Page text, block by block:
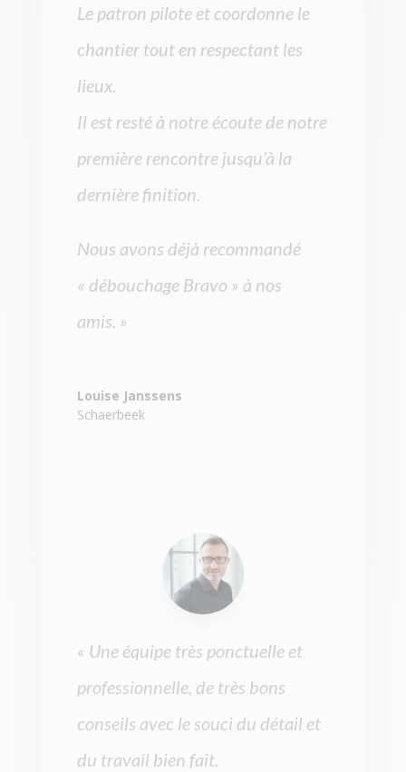
Le patron pilote et coordonne le
chantier tout en respectant les
lieux.
Il est resté à notre écoute de notre
première rencontre jusqu’à la
dernière finition.
Nous avons déjà recommandé
« débouchage Bravo » à nos
amis. »
Louise Janssens
Schaerbeek
« Une équipe très ponctuelle et
professionnelle, de très bons
conseils avec le souci du détail et
du travail bien fait.